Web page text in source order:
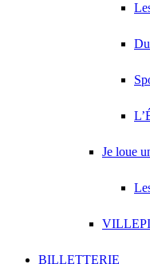
Je loue
BILLETTERIE